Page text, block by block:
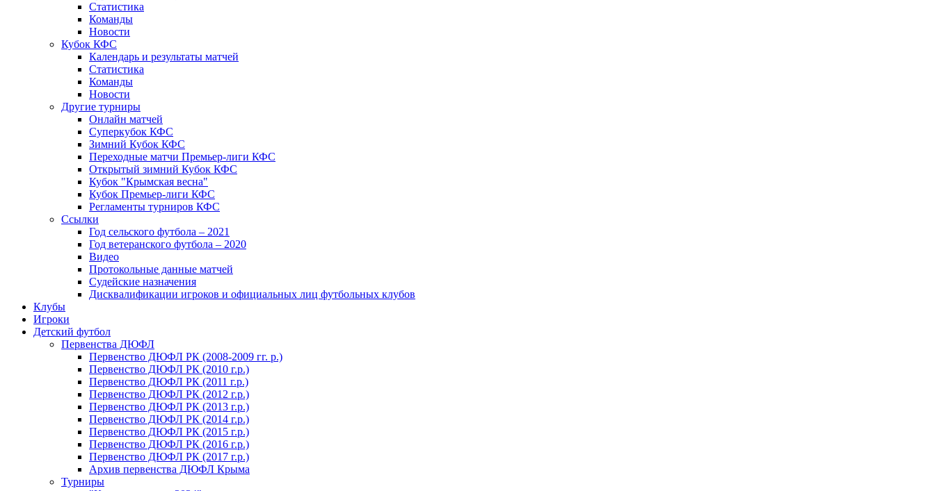
Статистика
Команды
Новости
Кубок КФС
Календарь и результаты матчей
Статистика
Команды
Новости
Другие турниры
Онлайн матчей
Суперкубок КФС
Зимний Кубок КФС
Переходные матчи Премьер-лиги КФС
Открытый зимний Кубок КФС
Кубок "Крымская весна"
Кубок Премьер-лиги КФС
Регламенты турниров КФС
Ссылки
Год сельского футбола – 2021
Год ветеранского футбола – 2020
Видео
Протокольные данные матчей
Судейские назначения
Дисквалификации игроков и официальных лиц футбольных клубов
Клубы
Игроки
Детский футбол
Первенства ДЮФЛ
Первенство ДЮФЛ РК (2008-2009 гг. р.)
Первенство ДЮФЛ РК (2010 г.р.)
Первенство ДЮФЛ РК (2011 г.р.)
Первенство ДЮФЛ РК (2012 г.р.)
Первенство ДЮФЛ РК (2013 г.р.)
Первенство ДЮФЛ РК (2014 г.р.)
Первенство ДЮФЛ РК (2015 г.р.)
Первенство ДЮФЛ РК (2016 г.р.)
Первенство ДЮФЛ РК (2017 г.р.)
Архив первенства ДЮФЛ Крыма
Турниры